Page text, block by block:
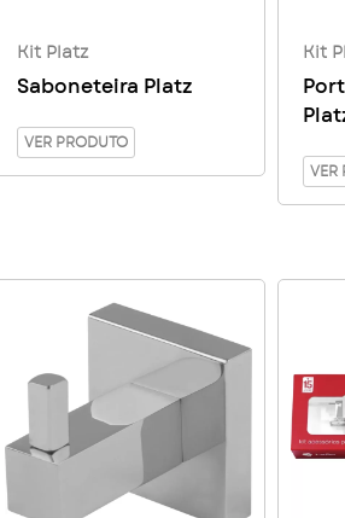
Kit Platz
Saboneteira Platz
VER PRODUTO
Kit
VER